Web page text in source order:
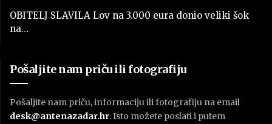
OBITELJ SLAVILA Lov na 3.000 eura donio veliki šok
na…
Pošaljite nam priču ili fotografiju
Pošaljite nam priču, informaciju ili fotografiju na email
desk@antenazadar.hr. Isto možete poslati i putem